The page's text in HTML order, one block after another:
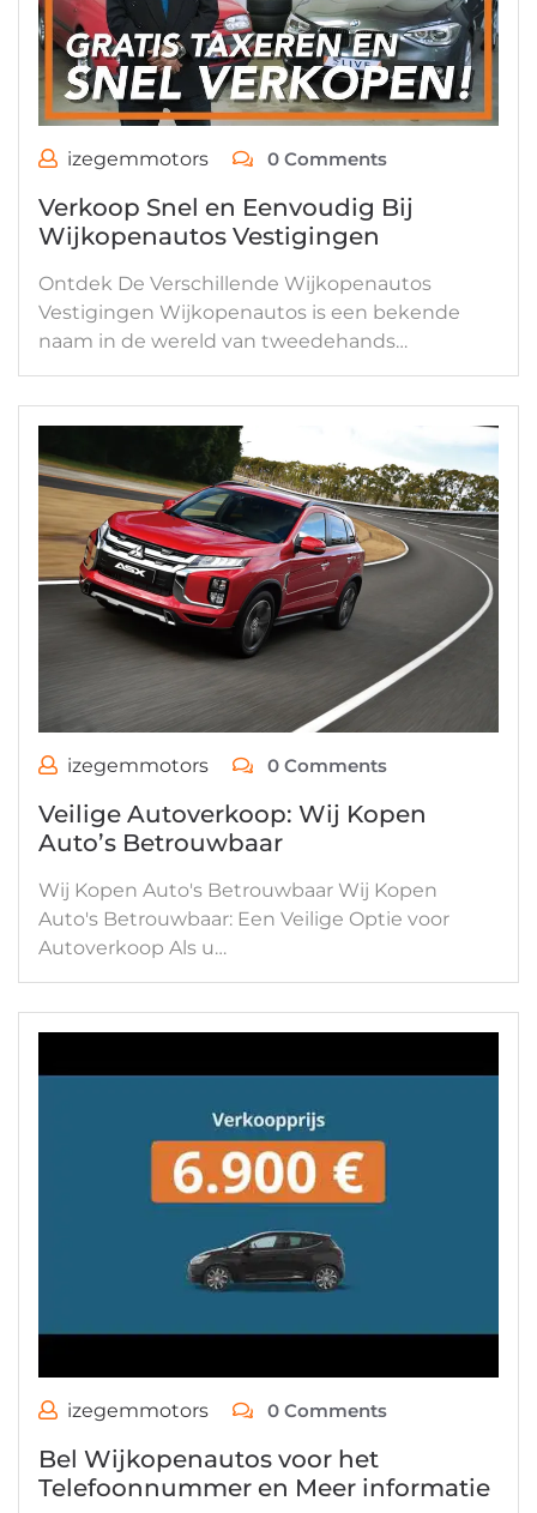
izegemmotors 0 Comments
Verkoop Snel en Eenvoudig Bij
Wijkopenautos Vestigingen
Ontdek De Verschillende Wijkopenautos
Vestigingen Wijkopenautos is een bekende
naam in de wereld van tweedehands…
izegemmotors 0 Comments
Veilige Autoverkoop: Wij Kopen
Auto’s Betrouwbaar
Wij Kopen Auto's Betrouwbaar Wij Kopen
Auto's Betrouwbaar: Een Veilige Optie voor
Autoverkoop Als u…
izegemmotors 0 Comments
Bel Wijkopenautos voor het
Telefoonnummer en Meer informatie